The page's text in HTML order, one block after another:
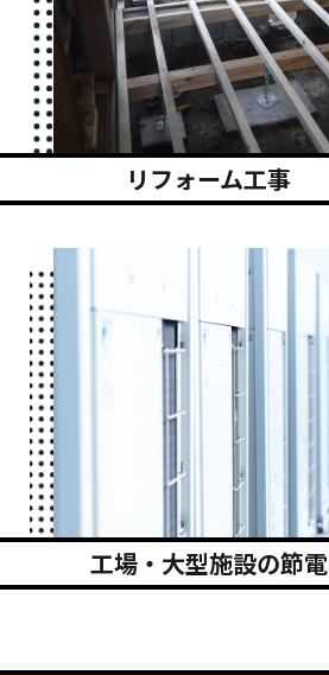
リフォーム工事
工場・大型施設の節電